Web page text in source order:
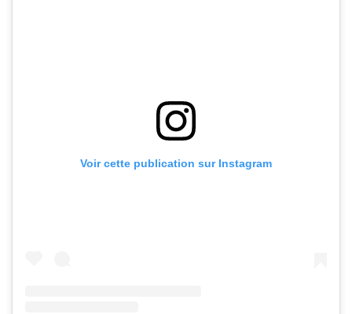
Voir cette publication sur Instagram